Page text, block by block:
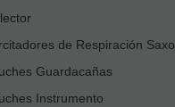
de Respiración Saxo
Guardacañas
Instrumento